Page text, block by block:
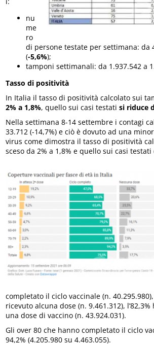
nu
me
ro
di persone testate per settimana: da
(-5,6%);
tamponi settimanali: da 1.937.542 a
Tasso di positività
In Italia il tasso di positività calcolato sui
2% a 1,8%, quello sui casi testatisi riduce
Nella settimana 8-14 settembre i contagi
33.712 (-14,7%) e ciò è dovuto ad una
virus come dimostra il tasso di positività
sceso da 2% a 1,8% e quello sui casi testati
completato il ciclo vaccinale (n.
ricevuto alcuna dose (n. 9.461.312),
una dose di vaccino (n. 43.924.031).
Gli over 80 che hanno completato il ciclo
94,2% (4.205.980 su 4.463.055).